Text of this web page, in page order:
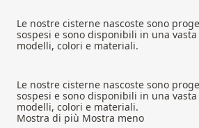
Le nostre cisterne nascoste sono
sospesi e sono disponibili in una
modelli, colori e materiali.
Le nostre cisterne nascoste sono
sospesi e sono disponibili in una
modelli, colori e materiali.
Mostra di più Mostra meno